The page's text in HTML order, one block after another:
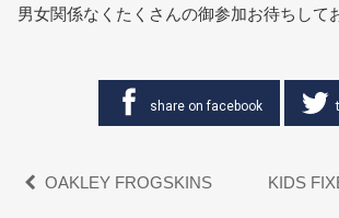
男女関係なくたくさんの御参加お待ちして
share on facebook
OAKLEY FROGSKINS
KIDS